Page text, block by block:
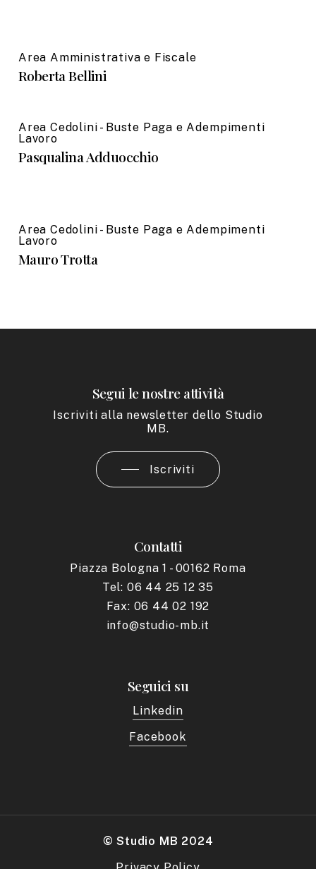
Area Amministrativa e Fiscale
Roberta Bellini
Area Cedolini - Buste Paga e Adempimenti
Lavoro
Pasqualina Adduocchio
Area Cedolini - Buste Paga e Adempimenti
Lavoro
Mauro Trotta
Segui le nostre attività
Iscriviti alla newsletter dello Studio
MB.
Iscriviti
Contatti
Piazza Bologna 1 - 00162 Roma
Tel: 06 44 25 12 35
Fax: 06 44 02 192
info@studio-mb.it
Seguici su
Linkedin
Facebook
© Studio MB 2024